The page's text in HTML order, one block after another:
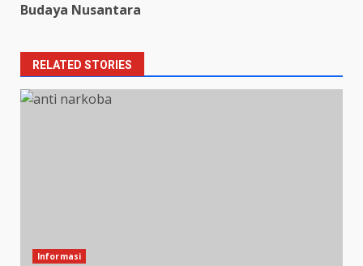
Budaya Nusantara
RELATED STORIES
Informasi